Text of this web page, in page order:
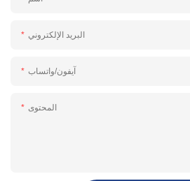
البريد الإلكتروني
آيفون/واتساب
المحتوى